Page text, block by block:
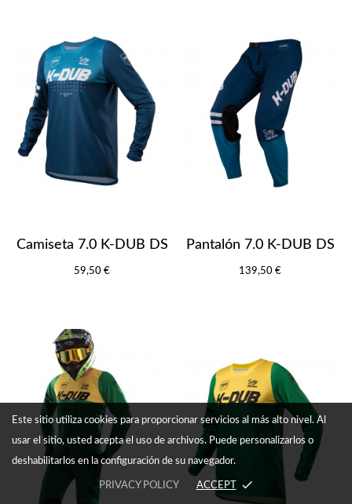
Camiseta 7.0 K-DUB DS
59,50 €
Pantalón 7.0 K-DUB DS
139,50 €
Este sitio utiliza cookies para proporcionar servicios al más alto nivel. Al
usar el sitio, usted acepta el uso de archivos. Puede personalizarlos o
deshabilitarlos en la configuración de su navegador.
PRIVACY POLICY ACCEPT done